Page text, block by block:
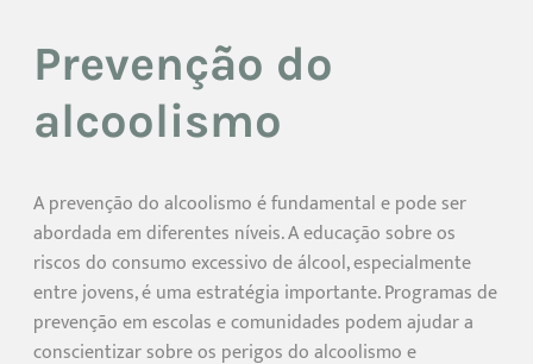
Prevenção do
alcoolismo
A prevenção do alcoolismo é fundamental e pode ser
abordada em diferentes níveis. A educação sobre os
riscos do consumo excessivo de álcool, especialmente
entre jovens, é uma estratégia importante. Programas de
prevenção em escolas e comunidades podem ajudar a
conscientizar sobre os perigos do alcoolismo e